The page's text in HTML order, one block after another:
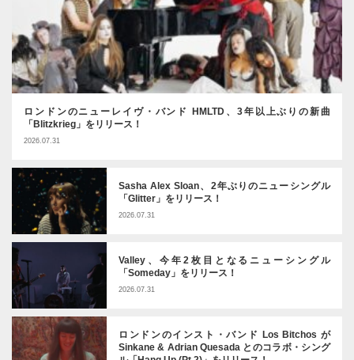
ロンドンのニューレイヴ・バンド HMLTD、3年以上ぶりの新曲
「Blitzkrieg」をリリース！
2026.07.31
Sasha Alex Sloan、2年ぶりのニューシングル
「Glitter」をリリース！
2026.07.31
Valley、今年2枚目となるニューシングル
「Someday」をリリース！
2026.07.31
ロンドンのインスト・バンド Los Bitchos が
Sinkane & Adrian Quesada とのコラボ・シング